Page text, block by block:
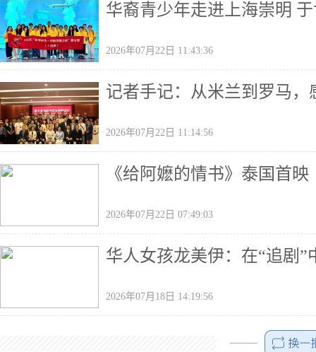
华裔青少年走进上海崇明
2026年07月22日 11:43:36
记者手记：从米兰到罗马，
2026年07月22日 11:14:56
《给阿嬷的情书》泰国首映
2026年07月22日 07:49:03
华人女孩龙美伊：在“追剧”
2026年07月18日 14:19:56